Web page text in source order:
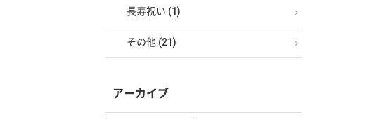
長寿祝い (1)
その他 (21)
アーカイブ